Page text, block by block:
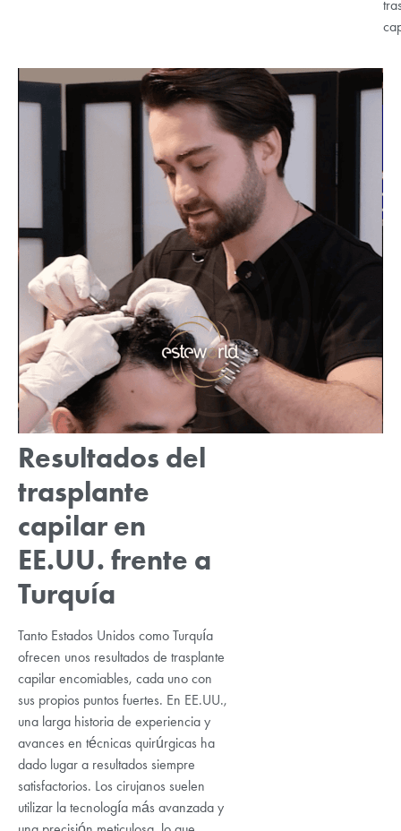
Resultados del
trasplante
capilar en
EE.UU. frente a
Turquía
Tanto Estados Unidos como Turquía
ofrecen unos resultados de trasplante
capilar encomiables, cada uno con
sus propios puntos fuertes. En EE.UU.,
una larga historia de experiencia y
avances en técnicas quirúrgicas ha
dado lugar a resultados siempre
satisfactorios. Los cirujanos suelen
utilizar la tecnología más avanzada y